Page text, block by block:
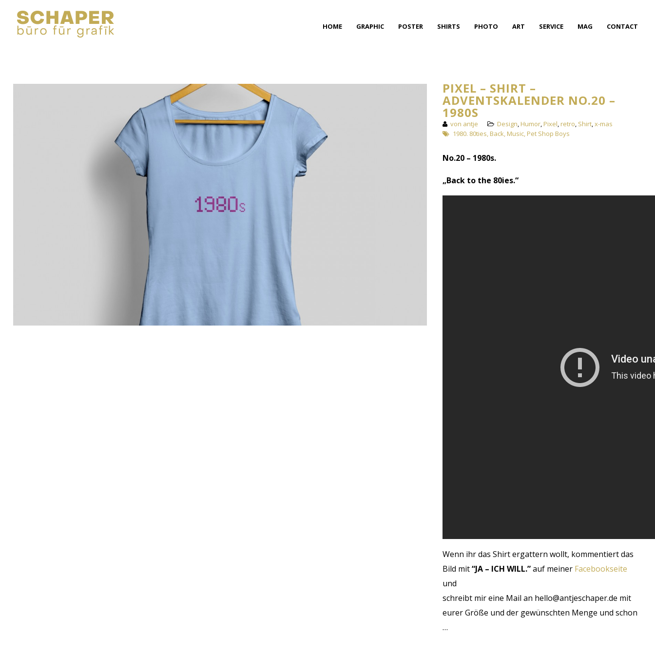
HOME GRAPHIC POSTER SHIRTS PHOTO ART SERVICE MAG CONTACT
PIXEL – SHIRT –
ADVENTSKALENDER NO.20 –
1980S
von antje Design,Humor,Pixel,retro, Shirt,x-mas
1980. 80ties,Back,Music,Pet Shop Boys
No.20 – 1980s.
„Back to the 80ies.“
Wenn ihr das Shirt ergattern wollt, kommentiert das
Bild mit“JA – ICH WILL.”auf meiner Facebookseite
und
schreibt mir eine Mail an hello@antjeschaper.de mit
eurer Größe und der gewünschten Menge und schon
…